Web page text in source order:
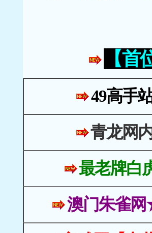
【
49高手
青龙网
最老牌白
澳门朱雀